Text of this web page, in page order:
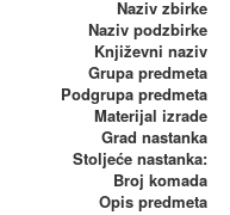
Naziv zbirke
Naziv podzbirke
Književni naziv
Grupa predmeta
Podgrupa predmeta
Materijal izrade
Grad nastanka
Stoljeće nastanka:
Broj komada
Opis predmeta